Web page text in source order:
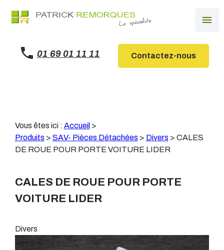
menu
01 69 01 11 11 Contactez-nous
Vous êtes ici : Accueil >
Produits > SAV- Pièces Détachées > Divers > CALES
DE ROUE POUR PORTE VOITURE LIDER
CALES DE ROUE POUR PORTE
VOITURE LIDER
Divers